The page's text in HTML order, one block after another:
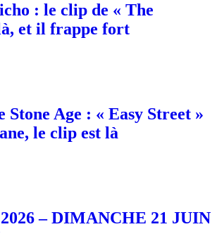
: le clip de « The
et il frappe fort
Stone Age : « Easy Street »
le clip est là
– DIMANCHE 21 JUIN